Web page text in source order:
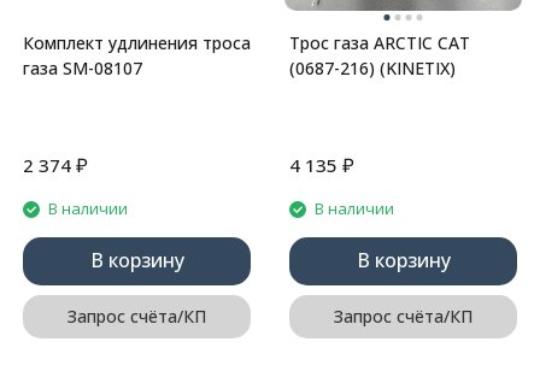
Комплект удлинения троса
газа SM-08107
2 374 ₽
В наличии
В корзину
Запрос счёта/КП
Трос газа ARCTIC CAT
(0687-216) (KINETIX)
4 135 ₽
В наличии
В корзину
Запрос счёта/КП